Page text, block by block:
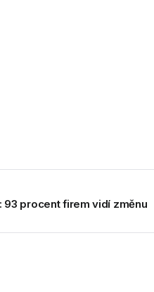
93 procent firem vidí změnu